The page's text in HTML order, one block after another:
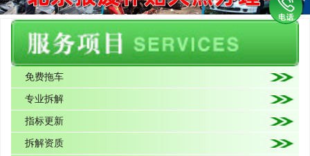
免费拖车
专业拆解
指标更新
拆解资质